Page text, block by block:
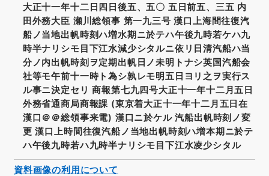
大正十一年十二日四日後五、五〇 五日前五、三五 内
田外務大臣 瀬川総領事 第一九三号 漢口上海間往復汽
船ノ当地出帆時刻ハ増水期ニ於テハ午後九時若ケハ九
時半ナリシモ目下江水減少シタルニ依リ日清汽船ハ当
分ノ内出帆時刻ヲ定期出帆日ノ未明トナシ英国汽船会
社等モ午前十一時ト為シ孰レモ明五日ヨリ之ヲ実行ス
ル事ニ決定セリ 商報第七九四号大正十一年十二月五日
外務省通商局商報課 (東京着大正十一年十二月五日在
漢口＠＠総領事来電) 漢口ニ於ケル 汽船出帆時刻ノ変
更 漢口上時間往復汽船ノ当地出帆時刻ハ増本期ニ於テ
ハ午後九時若ハ九時半ナリシモ目下江水凌少シタル
資料画像の利用について